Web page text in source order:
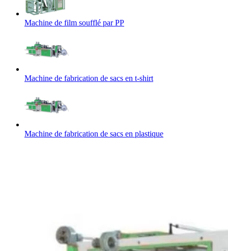
Machine de film soufflé par PP
Machine de fabrication de sacs en t-shirt
Machine de fabrication de sacs en plastique